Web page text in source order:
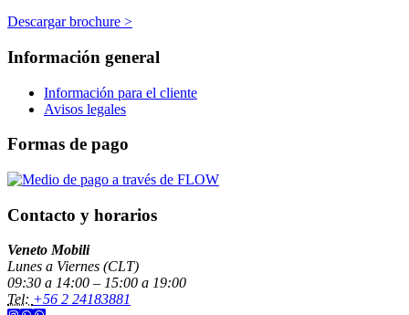
Descargar brochure >
Información general
Información para el cliente
Avisos legales
Formas de pago
Contacto y horarios
Veneto Mobili
Lunes a Viernes (CLT)
09:30 a 14:00 – 15:00 a 19:00
Tel: +56 2 24183881